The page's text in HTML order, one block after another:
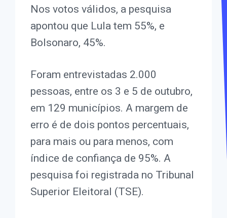
Nos votos válidos, a pesquisa
apontou que Lula tem 55%, e
Bolsonaro, 45%.
Foram entrevistadas 2.000
pessoas, entre os 3 e 5 de outubro,
em 129 municípios. A margem de
erro é de dois pontos percentuais,
para mais ou para menos, com
índice de confiança de 95%. A
pesquisa foi registrada no Tribunal
Superior Eleitoral (TSE).